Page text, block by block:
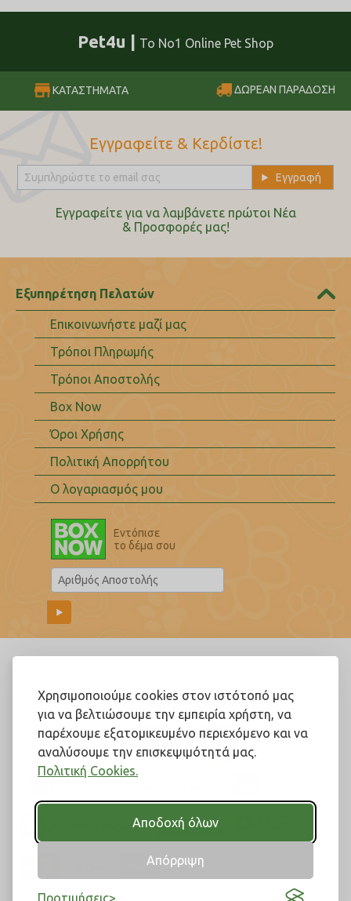
Χρησιμοποιούμε cookies στον ιστότοπό μας
για να βελτιώσουμε την εμπειρία χρήστη, να
παρέχουμε εξατομικευμένο περιεχόμενο και να
αναλύσουμε την επισκεψιμότητά μας.
Πολιτική Cookies.
Αποδοχή όλων
Απόρριψη
Προτιμήσεις
Pet4u | Το No1 Online Pet Shop
ΚΑΤΑΣΤΗΜΑΤΑ ΔΩΡΕΑΝ ΠΑΡΑΔΟΣΗ
Εγγραφείτε & Κερδίστε!
Εγγραφείτε για να λαμβάνετε πρώτοι Nέα
& Προσφορές μας!
Εξυπηρέτηση Πελατών
Επικοινωνήστε μαζί μας
Τρόποι Πληρωμής
Τρόποι Αποστολής
Box Now
Όροι Χρήσης
Πολιτική Απορρήτου
Ο λογαριασμός μου
Εντόπισε
το δέμα σου
Ακολουθήστε μας!